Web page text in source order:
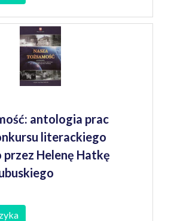
antologia prac
literackiego
przez Helenę Hatkę